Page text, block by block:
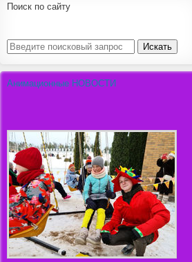
Поиск по сайту
Анимационные НОВОСТИ